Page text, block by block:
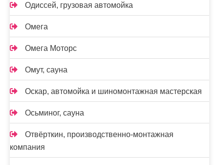
Одиссей, грузовая автомойка
Омега
Омега Моторс
Омут, сауна
Оскар, автомойка и шиномонтажная мастерская
Осьминог, сауна
Отвёрткин, производственно-монтажная
компания